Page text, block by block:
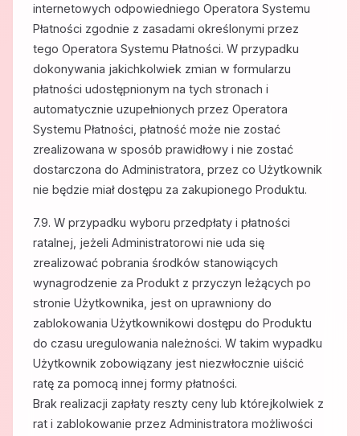
internetowych odpowiedniego Operatora Systemu
Płatności zgodnie z zasadami określonymi przez
tego Operatora Systemu Płatności. W przypadku
dokonywania jakichkolwiek zmian w formularzu
płatności udostępnionym na tych stronach i
automatycznie uzupełnionych przez Operatora
Systemu Płatności, płatność może nie zostać
zrealizowana w sposób prawidłowy i nie zostać
dostarczona do Administratora, przez co Użytkownik
nie będzie miał dostępu za zakupionego Produktu.
7.9. W przypadku wyboru przedpłaty i płatności
ratalnej, jeżeli Administratorowi nie uda się
zrealizować pobrania środków stanowiących
wynagrodzenie za Produkt z przyczyn leżących po
stronie Użytkownika, jest on uprawniony do
zablokowania Użytkownikowi dostępu do Produktu
do czasu uregulowania należności. W takim wypadku
Użytkownik zobowiązany jest niezwłocznie uiścić
ratę za pomocą innej formy płatności.
Brak realizacji zapłaty reszty ceny lub którejkolwiek z
rat i zablokowanie przez Administratora możliwości